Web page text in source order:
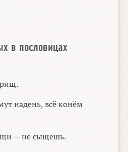
в пословицах
надень, всё конём
— не сыщешь.